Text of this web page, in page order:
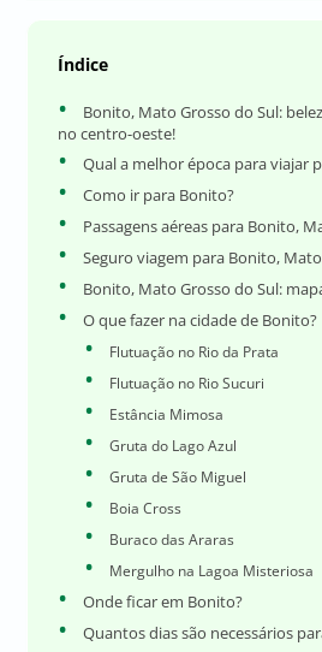
Índice
Bonito, Mato Grosso do Sul:
no centro-oeste!
Qual a melhor época para viajar
Como ir para Bonito?
Passagens aéreas para Bonito,
Seguro viagem para Bonito,
Bonito, Mato Grosso do Sul:
O que fazer na cidade de Bonito?
Flutuação no Rio da Prata
Flutuação no Rio Sucuri
Estância Mimosa
Gruta do Lago Azul
Gruta de São Miguel
Boia Cross
Buraco das Araras
Mergulho na Lagoa Misteriosa
Onde ficar em Bonito?
Quantos dias são necessários